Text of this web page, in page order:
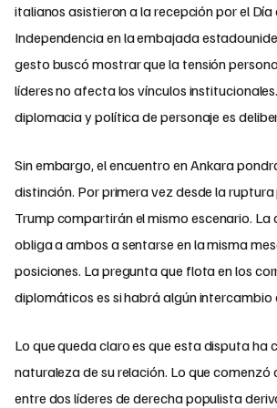
italianos asistieron a la recepción por el Día
Independencia en la embajada
gesto buscó mostrar que la tensión
líderes no afecta los vínculos
diplomacia y política de personaje es
Sin embargo, el encuentro en Ankara
distinción. Por primera vez desde la
Trump compartirán el mismo escenario. La
obliga a ambos a sentarse en la misma
posiciones. La pregunta que flota en los
diplomáticos es si habrá algún intercambio
Lo que queda claro es que esta disputa ha
naturaleza de su relación. Lo que comenzó
entre dos líderes de derecha populista